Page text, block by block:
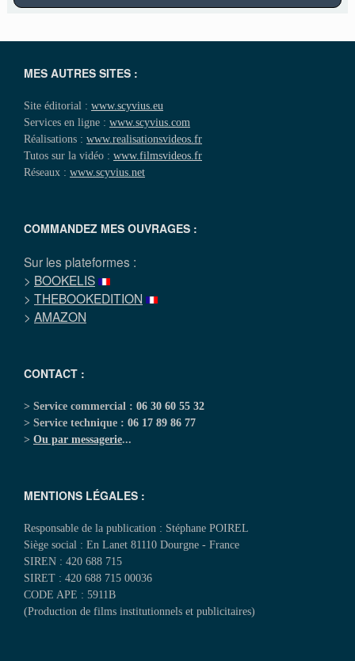
MES AUTRES SITES :
Site éditorial : www.scyvius.eu
Services en ligne : www.scyvius.com
Réalisations : www.realisationsvideos.fr
Tutos sur la vidéo : www.filmsvideos.fr
Réseaux : www.scyvius.net
COMMANDEZ MES OUVRAGES :
Sur les plateformes :
> BOOKELIS
> THEBOOKEDITION
> AMAZON
CONTACT :
> Service commercial : 06 30 60 55 32
> Service technique : 06 17 89 86 77
> Ou par messagerie...
MENTIONS LÉGALES :
Responsable de la publication : Stéphane POIREL
Siège social : En Lanet 81110 Dourgne - France
SIREN : 420 688 715
SIRET : 420 688 715 00036
CODE APE : 5911B
(Production de films institutionnels et publicitaires)